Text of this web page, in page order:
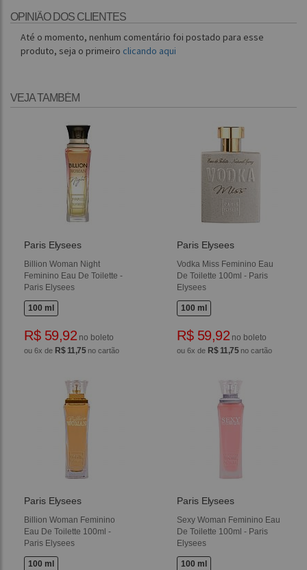
OPINIÃO DOS CLIENTES
Até o momento, nenhum comentário foi postado para esse
produto, seja o primeiro clicando aqui
VEJA TAMBÉM
Paris Elysees
Billion Woman Night
Feminino Eau De Toilette -
Paris Elysees
100 ml
R$ 59,92 no boleto
ou 6x de R$ 11,75no cartão
Paris Elysees
Vodka Miss Feminino Eau
De Toilette 100ml - Paris
Elysees
100 ml
R$ 59,92 no boleto
ou 6x de R$ 11,75no cartão
Paris Elysees
Billion Woman Feminino
Eau De Toilette 100ml -
Paris Elysees
100 ml
Paris Elysees
Sexy Woman Feminino Eau
De Toilette 100ml - Paris
Elysees
100 ml